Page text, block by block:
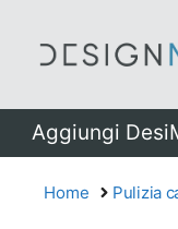
Aggiungi
Home Pulizia